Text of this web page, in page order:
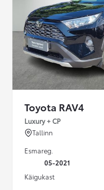
Toyota RAV4
Luxury + CP
Tallinn
Esmareg.
05-2021
Käigukast